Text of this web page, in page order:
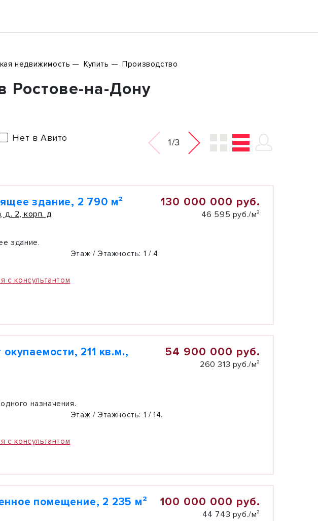
недвижимость Купить Производство
Ростове-на-Дону
Нет в Авито 1/3
здание, 2 790 м²
д. 2, корп. д
130 000 000 руб.
46 595 руб./м²
здание.
Этаж / Этажность: 1 / 4.
с консультантом
211 кв.м.,
54 900 000 руб.
260 313 руб./м²
назначения.
Этаж / Этажность: 1 / 14.
с консультантом
помещение, 2 235 м² 100 000 000 руб.
44 743 руб./м²